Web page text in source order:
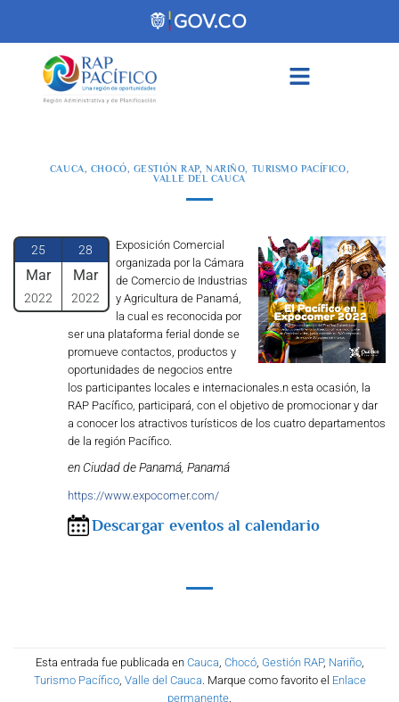
CAUCA, CHOCÓ, GESTIÓN RAP,NARIÑO, TURISMO PACÍFICO,
VALLE DEL CAUCA
25
Mar
2022
28
Mar
2022
Exposición Comercial
organizada por la Cámara
de Comercio de Industrias
y Agricultura de Panamá,
la cual es reconocida por
ser una plataforma ferial donde se
promueve contactos, productos y
oportunidades de negocios entre
los participantes locales e internacionales.n esta ocasión, la
RAP Pacífico, participará, con el objetivo de promocionar y dar
a conocer los atractivos turísticos de los cuatro departamentos
de la región Pacífico.
en Ciudad de Panamá, Panamá
https://www.expocomer.com/
Descargar eventos al calendario
Esta entrada fue publicada en Cauca, Chocó, Gestión RAP, Nariño,
Turismo Pacífico, Valle del Cauca. Marque como favorito el Enlace
permanente.